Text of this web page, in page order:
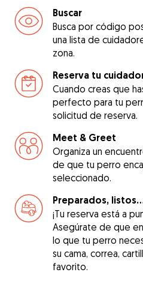
Buscar
Busca por código
una lista de
zona.
Reserva tu
Cuando creas que
perfecto para tu
solicitud de reserva.
Meet & Greet
Organiza un
de que tu perro
seleccionado.
Preparados,
¡Tu reserva está a
Asegúrate de que
lo que tu perro
su cama, correa,
favorito.